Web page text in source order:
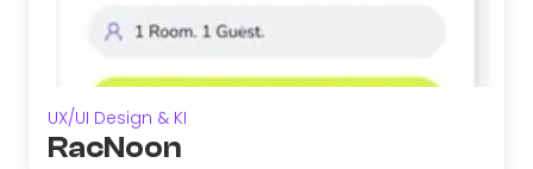
UX/UI Design & KI
RacNoon